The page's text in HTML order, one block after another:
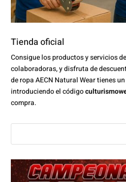
Tienda oficial
Consigue los productos y servicios
colaboradoras, y disfruta de
de ropa AECN Natural Wear tienes un
introduciendo el código
compra.